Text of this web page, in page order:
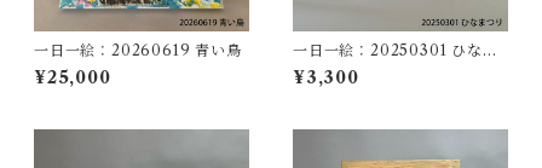
一日一絵：20260619 青い鳥
¥25,000
一日一絵：20250301 ひなま
つり
¥3,300